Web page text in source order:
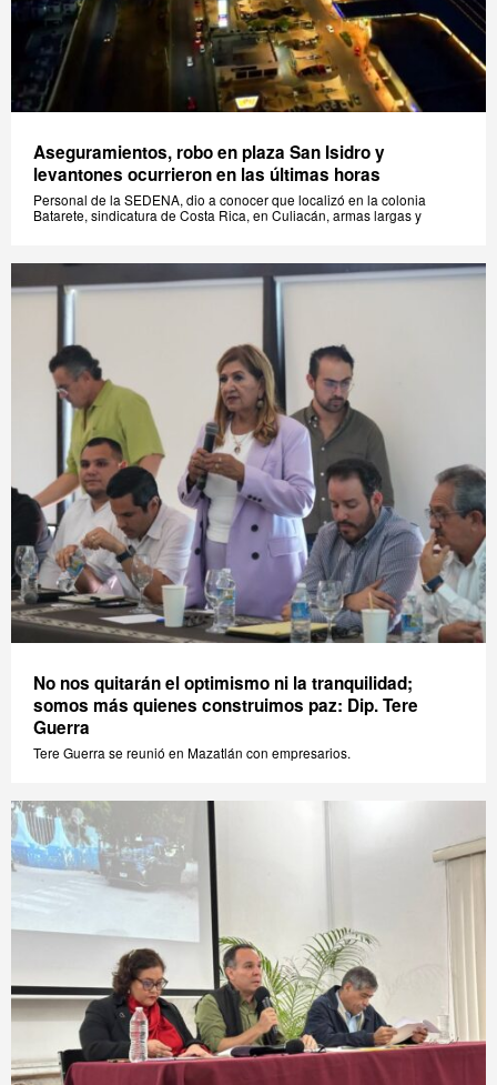
Aseguramientos, robo en plaza San Isidro y
levantones ocurrieron en las últimas horas
Personal de la SEDENA, dio a conocer que localizó en la colonia
Batarete, sindicatura de Costa Rica, en Culiacán, armas largas y
No nos quitarán el optimismo ni la tranquilidad;
somos más quienes construimos paz: Dip. Tere
Guerra
Tere Guerra se reunió en Mazatlán con empresarios.